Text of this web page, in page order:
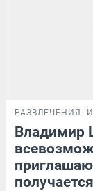
РАЗВЛЕЧЕНИЯ
Владимир